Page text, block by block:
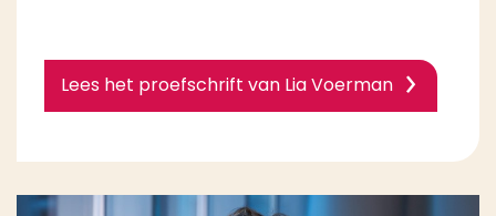
Lees het proefschrift van Lia Voerman